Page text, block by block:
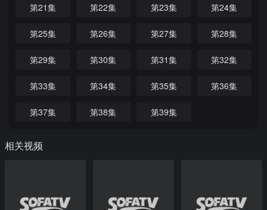
第21集 第22集 第23集 第24集
第25集 第26集 第27集 第28集
第29集 第30集 第31集 第32集
第33集 第34集 第35集 第36集
第37集 第38集 第39集
相关视频